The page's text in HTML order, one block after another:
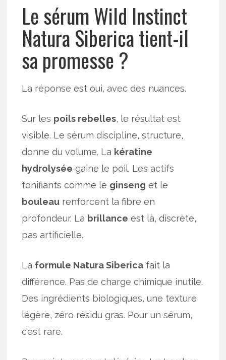
Le sérum Wild Instinct
Natura Siberica tient-il
sa promesse ?
La réponse est oui, avec des nuances.
Sur les poils rebelles, le résultat est
visible. Le sérum discipline, structure,
donne du volume. La kératine
hydrolysée gaine le poil. Les actifs
tonifiants comme le ginseng et le
bouleau renforcent la fibre en
profondeur. La brillance est là, discrète,
pas artificielle.
La formule Natura Siberica fait la
différence. Pas de charge chimique inutile.
Des ingrédients biologiques, une texture
légère, zéro résidu gras. Pour un sérum,
c’est rare.